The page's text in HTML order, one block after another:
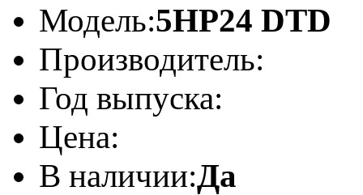
Модель:5НР24 DTD
Производитель:
Год выпуска:
Цена:
В наличии:Да